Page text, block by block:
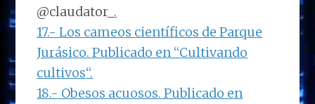
@claudator_ .
17.-Los cameos científicos de Parque
Jurásico. Publicado en “Cultivando
cultivos“.
18.- Obesos acuosos. Publicado en